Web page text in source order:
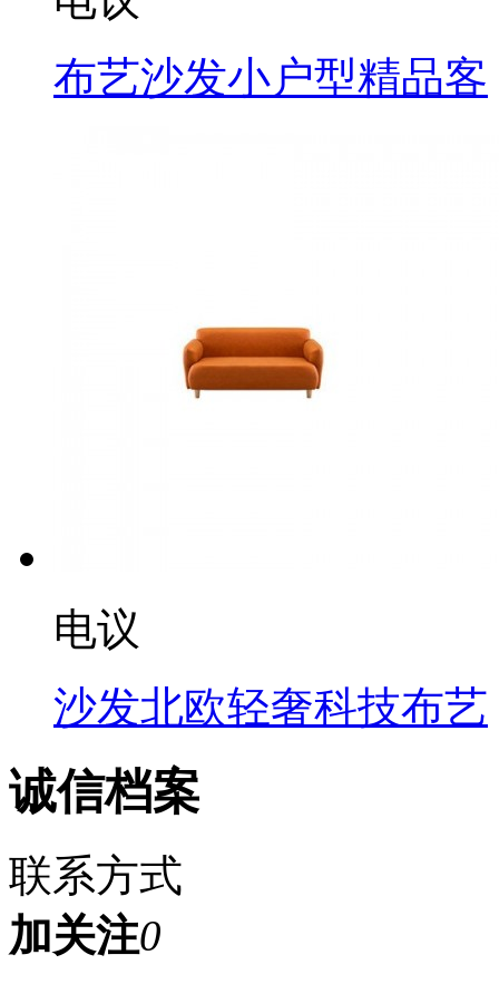
布艺沙发小户型精品客
电议
沙发北欧轻奢科技布艺
诚信档案
联系方式
加关注0